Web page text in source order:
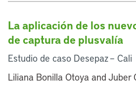
La aplicación de los
de captura de plusvalía
Estudio de caso Desepaz – Cali
Liliana Bonilla Otoya and Juber